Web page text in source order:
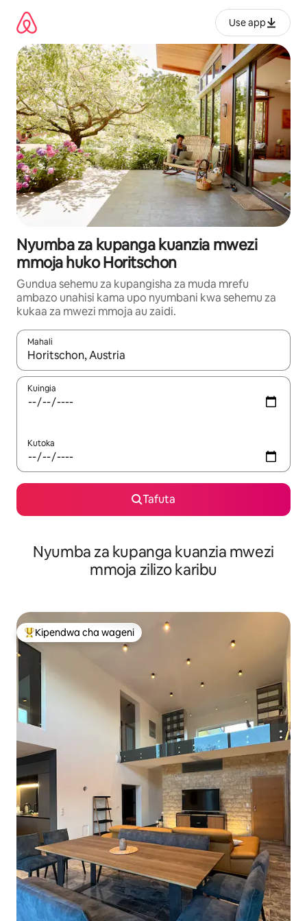
kwenda
kwenye
maudhui
Use app
Nyumba za kupanga kuanzia mwezi
mmoja huko Horitschon
Gundua sehemu za kupangisha za muda mrefu
ambazo unahisi kama upo nyumbani kwa sehemu za
kukaa za mwezi mmoja au zaidi.
Mahali
Wakati matokeo yanapatikana, vinjari kwa kutumia vitufe vya
Kuingia
Kutoka
Tafuta
Nyumba za kupanga kuanzia mwezi
mmoja zilizo karibu
Kipendwa maarufu cha wageni
Kipendwa cha wageni